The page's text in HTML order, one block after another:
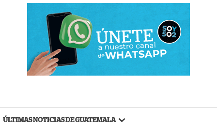
ÚLTIMAS NOTICIAS DE GUATEMALA